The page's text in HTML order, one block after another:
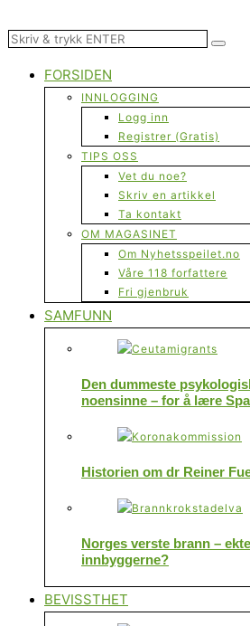
FORSIDEN
INNLOGGING
Logg inn
Registrer (Gratis)
TIPS OSS
Vet du noe?
Skriv en artikkel
Ta kontakt
OM MAGASINET
Om Nyhetsspeilet.no
Våre 118 forfattere
Fri gjenbruk
SAMFUNN
Den dummeste
noensinne – for å lære
Historien om dr Reiner
Norges verste brann –
innbyggerne?
BEVISSTHET